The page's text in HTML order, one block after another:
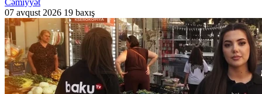
Cəmiyyət
07 avqust 2026 19 baxış